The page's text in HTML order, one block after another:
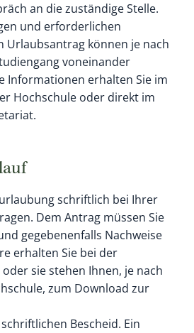
an die zuständige Stelle.
und erforderlichen
Urlaubsantrag können je nach
voneinander
Informationen erhalten Sie im
Hochschule oder direkt im
schriftlich bei Ihrer
Dem Antrag müssen Sie
gegebenenfalls Nachweise
erhalten Sie bei der
sie stehen Ihnen, je nach
zum Download zur
Bescheid. Ein